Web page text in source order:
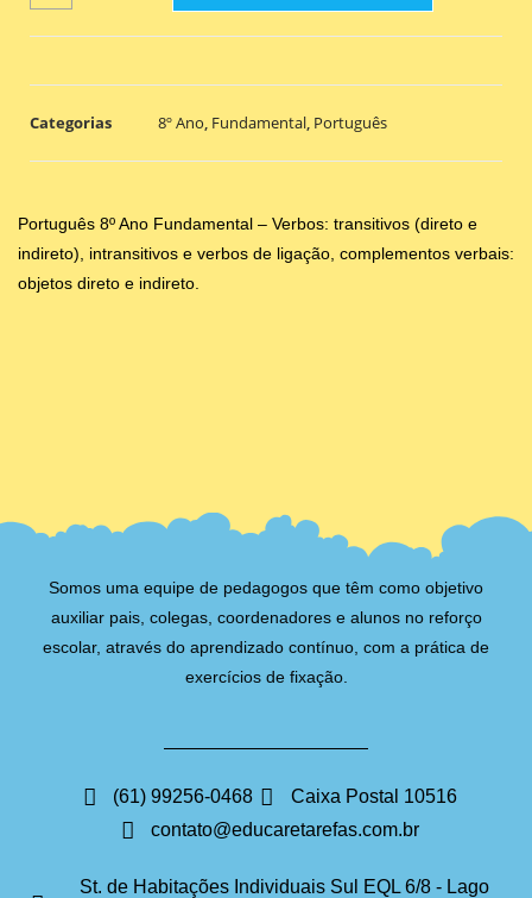
Categorias 8º Ano Fundamental Português
Português 8º Ano Fundamental – Verbos: transitivos (direto e
indireto), intransitivos e verbos de ligação, complementos verbais:
objetos direto e indireto.
Somos uma equipe de pedagogos que têm como objetivo
auxiliar pais, colegas, coordenadores e alunos no reforço
escolar, através do aprendizado contínuo, com a prática de
exercícios de fixação.
(61) 99256-0468
Caixa Postal 10516
contato@educaretarefas.com.br
St. de Habitações Individuais Sul EQL 6/8 - Lago